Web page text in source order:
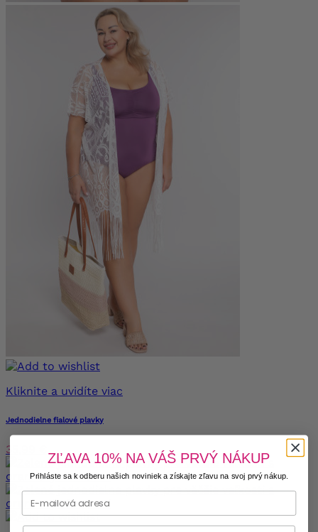
Kliknite a uvidíte viac
Jednodielne fialové plavky
35,99 €
ZĽAVA 10% NA VÁŠ PRVÝ NÁKUP
Prihláste sa k odberu našich noviniek a získajte zľavu na svoj prvý nákup.